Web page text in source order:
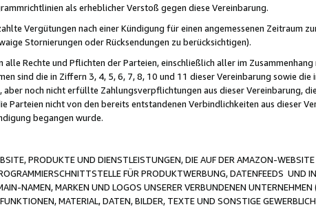
als erheblicher Verstoß gegen diese Vereinbarung.
Vergütungen nach einer Kündigung für einen angemessenen Zeitraum
Stornierungen oder Rücksendungen zu berücksichtigen).
Rechte und Pflichten der Parteien, einschließlich aller im
sind die in Ziffern 3, 4, 5, 6, 7, 8, 10 und 11 dieser Vereinbarung sowie
noch nicht erfüllte Zahlungsverpflichtungen aus dieser Vereinbarung,
Parteien nicht von den bereits entstandenen Verbindlichkeiten aus dieser
begangen wurde.
PRODUKTE UND DIENSTLEISTUNGEN, DIE AUF DER AMAZON-
FÜR PRODUKTWERBUNG, DATENFEEDS UND
NAMEN, MARKEN UND LOGOS UNSERER VERBUNDENEN
MATERIAL, DATEN, BILDER, TEXTE UND SONSTIGE